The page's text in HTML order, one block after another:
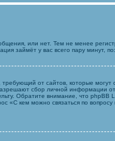
или нет. Тем не менее
займёт у вас всего пару минут,
требующий от сайтов, которые
сбор личной информации
Обратите внимание, что phpBB
кем можно связаться по вопросу